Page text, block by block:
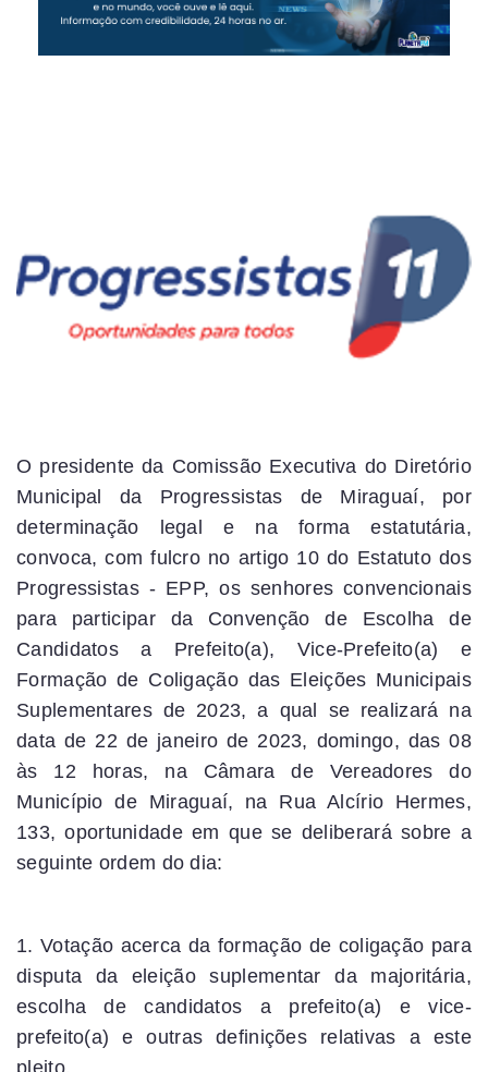
O presidente da Comissão Executiva do Diretório
Municipal da Progressistas de Miraguaí, por
determinação legal e na forma estatutária,
convoca, com fulcro no artigo 10 do Estatuto dos
Progressistas - EPP, os senhores convencionais
para participar da Convenção de Escolha de
Candidatos a Prefeito(a), Vice-Prefeito(a) e
Formação de Coligação das Eleições Municipais
Suplementares de 2023, a qual se realizará na
data de 22 de janeiro de 2023, domingo, das 08
às 12 horas, na Câmara de Vereadores do
Município de Miraguaí, na Rua Alcírio Hermes,
133, oportunidade em que se deliberará sobre a
seguinte ordem do dia:
1. Votação acerca da formação de coligação para
disputa da eleição suplementar da majoritária,
escolha de candidatos a prefeito(a) e vice-
prefeito(a) e outras definições relativas a este
pleito.